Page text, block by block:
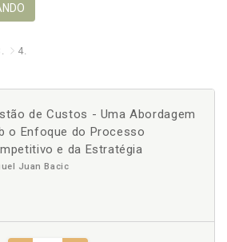
4.
de Custos - Uma Abordagem
o Enfoque do Processo
e da Estratégia
Juan Bacic